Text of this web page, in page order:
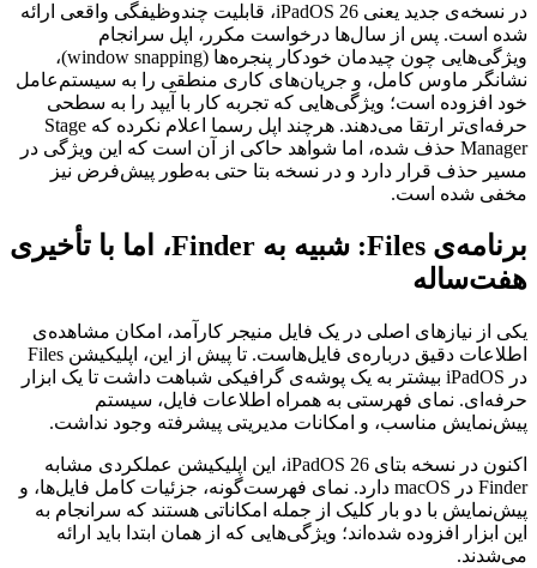
در نسخه‌ی جدید یعنی iPadOS 26، قابلیت چندوظیفگی واقعی ارائه
شده است. پس از سال‌ها درخواست مکرر، اپل سرانجام
ویژگی‌هایی چون چیدمان خودکار پنجره‌ها (window snapping)،
نشانگر ماوس کامل، و جریان‌های کاری منطقی را به سیستم‌عامل
خود افزوده است؛ ویژگی‌هایی که تجربه کار با آیپد را به سطحی
حرفه‌ای‌تر ارتقا می‌دهند. هرچند اپل رسما اعلام نکرده که Stage
Manager حذف شده، اما شواهد حاکی از آن است که این ویژگی در
مسیر حذف قرار دارد و در نسخه بتا حتی به‌طور پیش‌فرض نیز
مخفی شده است.
برنامه‌ی Files: شبیه به Finder، اما با تأخیری
هفت‌ساله
یکی از نیازهای اصلی در یک فایل منیجر کارآمد، امکان مشاهده‌ی
اطلاعات دقیق درباره‌ی فایل‌هاست. تا پیش از این، اپلیکیشن Files
در iPadOS بیشتر به یک پوشه‌ی گرافیکی شباهت داشت تا یک ابزار
حرفه‌ای. نمای فهرستی به همراه اطلاعات فایل، سیستم
پیش‌نمایش مناسب، و امکانات مدیریتی پیشرفته وجود نداشت.
اکنون در نسخه بتای iPadOS 26، این اپلیکیشن عملکردی مشابه
Finder در macOS دارد. نمای فهرست‌گونه، جزئیات کامل فایل‌ها، و
پیش‌نمایش با دو بار کلیک از جمله امکاناتی هستند که سرانجام به
این ابزار افزوده شده‌اند؛ ویژگی‌هایی که از همان ابتدا باید ارائه
می‌شدند.